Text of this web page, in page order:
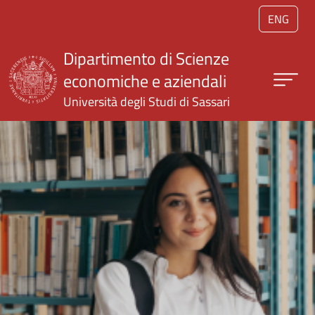
Salta al contenuto principale
ENG
Dipartimento di Scienze
economiche e aziendali
Università degli Studi di Sassari